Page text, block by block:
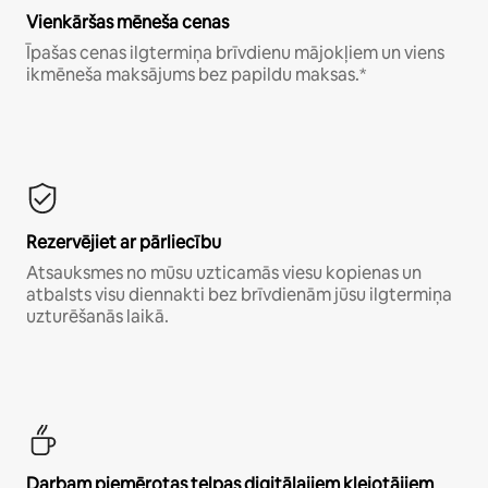
Vienkāršas mēneša cenas
Īpašas cenas ilgtermiņa brīvdienu mājokļiem un viens
ikmēneša maksājums bez papildu maksas.*
Rezervējiet ar pārliecību
Atsauksmes no mūsu uzticamās viesu kopienas un
atbalsts visu diennakti bez brīvdienām jūsu ilgtermiņa
uzturēšanās laikā.